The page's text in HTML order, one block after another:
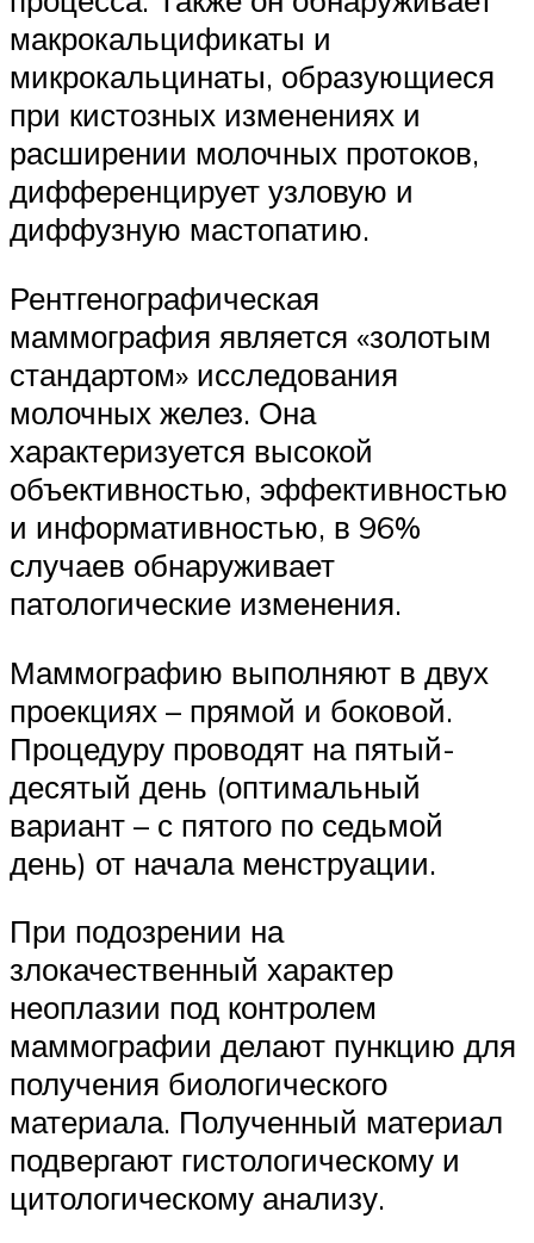
макрокальцификаты и
микрокальцинаты, образующиеся
при кистозных изменениях и
расширении молочных протоков,
дифференцирует узловую и
диффузную мастопатию.
Рентгенографическая
маммография является «золотым
стандартом» исследования
молочных желез. Она
характеризуется высокой
объективностью, эффективностью
и информативностью, в 96%
случаев обнаруживает
патологические изменения.
Маммографию выполняют в двух
проекциях – прямой и боковой.
Процедуру проводят на пятый-
десятый день (оптимальный
вариант – с пятого по седьмой
день) от начала менструации.
При подозрении на
злокачественный характер
неоплазии под контролем
маммографии делают пункцию для
получения биологического
материала. Полученный материал
подвергают гистологическому и
цитологическому анализу.